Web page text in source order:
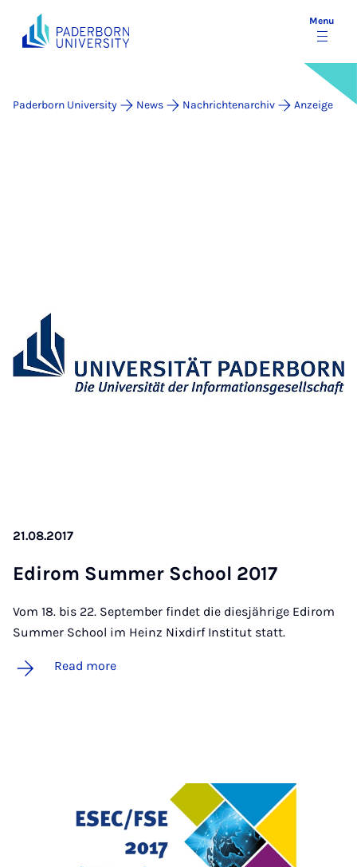
Menu
Paderborn University News Nachrichtenarchiv Anzeige
21.08.2017
Ed­ir­om Sum­mer School 2017
Vom 18. bis 22. September findet die diesjährige Edirom
Summer School im Heinz Nixdirf Institut statt.
Read more